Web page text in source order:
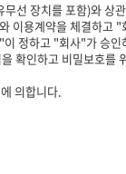
선 장치를 포함)와 상
용계약을 체결하고
정하고 "회사"가 승인
인하고 비밀보호를
의합니다.